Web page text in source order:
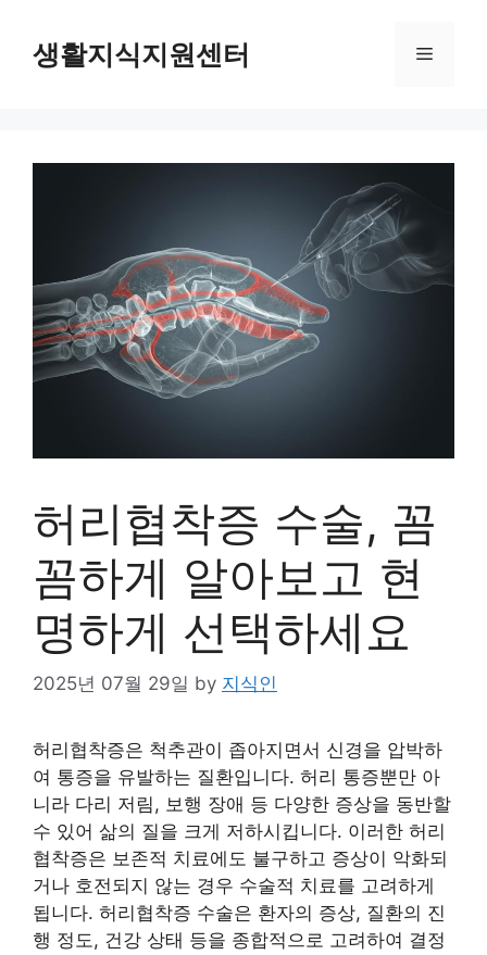
content생활지식지원센터 Menu
허리협착증 수술, 꼼
꼼하게 알아보고 현
명하게 선택하세요
2025년 07월 29일 by 지식인
허리협착증은 척추관이 좁아지면서 신경을 압박하
여 통증을 유발하는 질환입니다. 허리 통증뿐만 아
니라 다리 저림, 보행 장애 등 다양한 증상을 동반할
수 있어 삶의 질을 크게 저하시킵니다. 이러한 허리
협착증은 보존적 치료에도 불구하고 증상이 악화되
거나 호전되지 않는 경우 수술적 치료를 고려하게
됩니다. 허리협착증 수술은 환자의 증상, 질환의 진
행 정도, 건강 상태 등을 종합적으로 고려하여 결정